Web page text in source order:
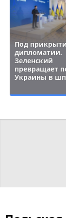
Под
дипломатии.
Зеленский
превращает
Украины в